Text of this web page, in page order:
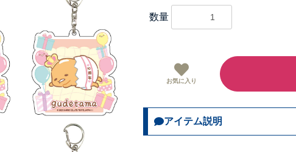
お気に入り
数量
アイテム説明